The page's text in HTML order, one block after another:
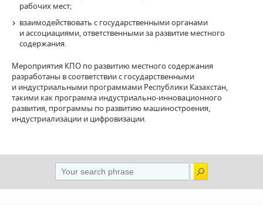
рабочих мест;
взаимодействовать с государственными органами
и ассоциациями, ответственными за развитие местного
содержания.
Мероприятия КПО по развитию местного содержания
разработаны в соответствии с государственными
и индустриальными программами Республики Казахстан,
такими как программа индустриально-инновационного
развития, программы по развитию машиностроения,
индустриализации и цифровизации.